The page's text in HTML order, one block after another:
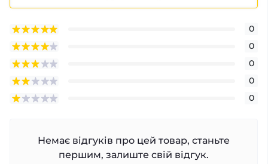
0
0
0
0
0
Немає відгуків про цей товар, станьте
першим, залиште свій відгук.